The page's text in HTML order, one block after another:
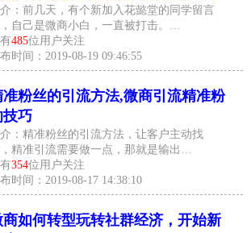
：前几天，有个新加入花懿堂的同学留言
自己是微商小白，一直被打击。…
485位用户关注
时间：2019-08-19 09:46:55
准粉丝的引流方法,微商引流精准粉
技巧
：精准粉丝的引流方法，让客户主动找
精准引流需要做一点，那就是输出…
354位用户关注
时间：2019-08-17 14:38:10
商如何转型玩转社群经济，开始新